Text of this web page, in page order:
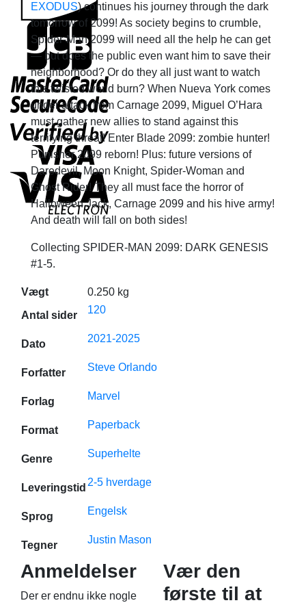
EXODUS) continues his journey through the dark
tomorrow of 2099! As society begins to crumble,
Spider-Man 2099 will need all the help he can get
— but does the public even want him to save their
neighborhood? Or do they all just want to watch
this twisted world burn? When Nueva York comes
under attack from Carnage 2099, Miguel O’Hara
must gather new allies to stand against this
terrifying threat! Enter Blade 2099: zombie hunter!
Punisher 2099 reborn! Plus: future versions of
Daredevil, Moon Knight, Spider-Woman and
Ghost Rider! They all must face the horror of
Halloween Jack, Carnage 2099 and his hive army!
And death will fall on both sides!
Collecting SPIDER-MAN 2099: DARK GENESIS
#1-5.
Vægt
0.250 kg
Antal sider
120
Dato 2021-2025
Forfatter Steve Orlando
Forlag Marvel
Format Paperback
Genre Superhelte
Leveringstid 2-5 hverdage
Sprog Engelsk
Tegner Justin Mason
Anmeldelser
Der er endnu ikke nogle
Vær den
første til at